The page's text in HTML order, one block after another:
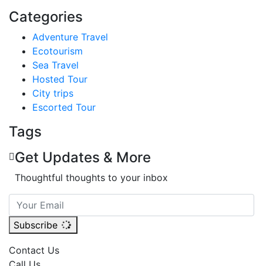
Categories
Adventure Travel
Ecotourism
Sea Travel
Hosted Tour
City trips
Escorted Tour
Tags
Get Updates & More
Thoughtful thoughts to your inbox
Subscribe
Contact Us